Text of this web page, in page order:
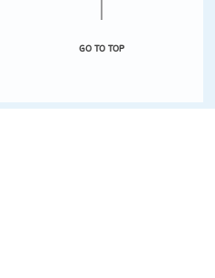
GO TO TOP